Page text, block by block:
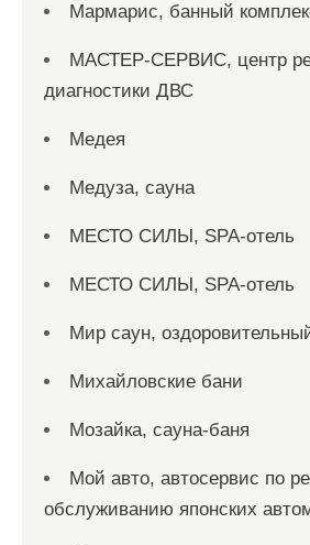
Мармарис, банный
МАСТЕР-СЕРВИС, центр
диагностики ДВС
Медея
Медуза, сауна
МЕСТО СИЛЫ, SPA-отель
МЕСТО СИЛЫ, SPA-отель
Мир саун,
Михайловские бани
Мозайка, сауна-баня
Мой авто, автосервис по
обслуживанию японских